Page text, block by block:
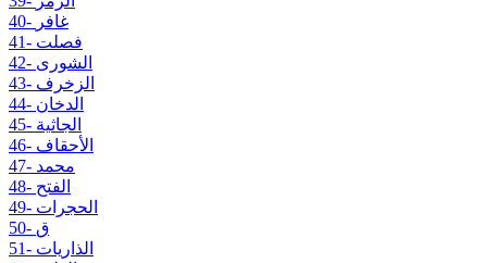
40- غافر
41- فصلت
42- الشورى
43- الزخرف
44- الدخان
45- الجاثية
46- الأحقاف
47- محمد
48- الفتح
49- الحجرات
50- ق
51- الذاريات